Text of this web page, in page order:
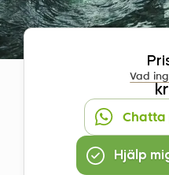
Vad
Chatta
Hjälp